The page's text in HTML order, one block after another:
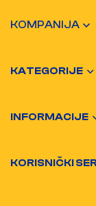
KOMPANIJA
KATEGORIJE
INFORMACIJE
KORISNIČKI